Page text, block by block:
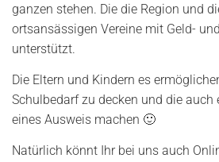
ganzen stehen. Die die Region und
ortsansässigen Vereine mit Geld-
unterstützt.
Die Eltern und Kindern es
Schulbedarf zu decken und die
eines Ausweis machen 🙂
Natürlich könnt Ihr bei uns auch